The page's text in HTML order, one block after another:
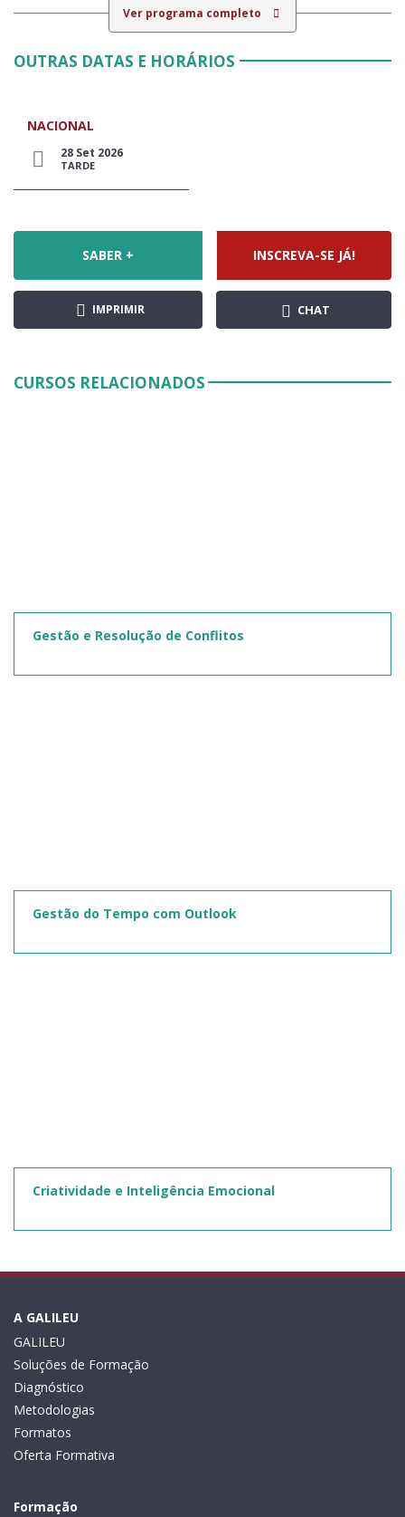
Ver programa completo
OUTRAS DATAS E HORÁRIOS
NACIONAL
28 Set 2026
TARDE
SABER + INSCREVA-SE JÁ!
IMPRIMIR CHAT
CURSOS RELACIONADOS
Gestão e Resolução de Conflitos
Gestão do Tempo com Outlook
Criatividade e Inteligência Emocional
A GALILEU
GALILEU
Soluções de Formação
Diagnóstico
Metodologias
Formatos
Oferta Formativa
Formação